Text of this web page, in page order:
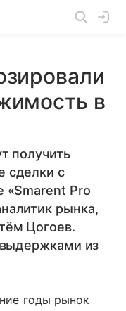
в
получить
сделки с
«Smarent Pro
рынка,
Цогоев.
выдержками из
годы рынок